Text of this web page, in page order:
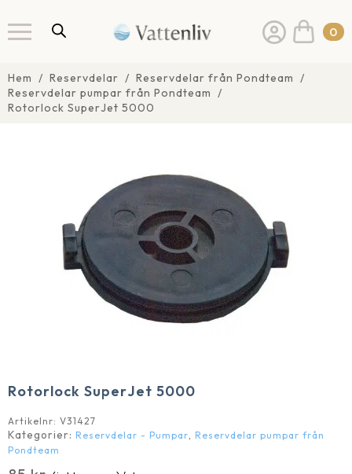
0
Hem Reservdelar
Reservdelar från Pondteam
Reservdelar pumpar från Pondteam
Rotorlock SuperJet 5000
Rotorlock SuperJet 5000
Artikelnr: V31427
Kategorier: Reservdelar - Pumpar, Reservdelar pumpar från
Pondteam